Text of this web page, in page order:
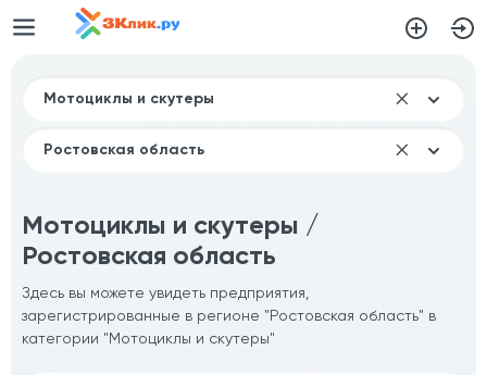
Мотоциклы и скутеры /
Ростовская область
Здесь вы можете увидеть предприятия,
зарегистрированные в регионе "Ростовская область" в
категории "Мотоциклы и скутеры"